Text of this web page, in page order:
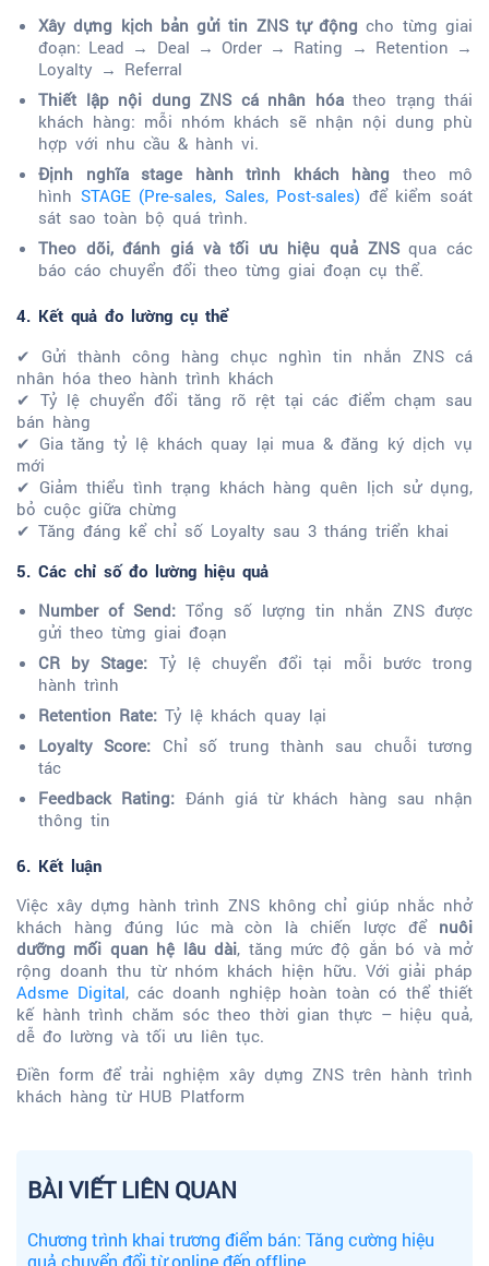
Xây dựng kịch bản gửi tin ZNS tự động cho từng giai
đoạn: Lead → Deal → Order → Rating → Retention →
Loyalty → Referral
Thiết lập nội dung ZNS cá nhân hóatheo trạng thái
khách hàng: mỗi nhóm khách sẽ nhận nội dung phù
hợp với nhu cầu & hành vi.
Định nghĩa stage hành trình khách hàng theo mô
hình STAGE (Pre-sales, Sales, Post-sales) để kiểm soát
sát sao toàn bộ quá trình.
Theo dõi, đánh giá và tối ưu hiệu quả ZNSqua các
báo cáo chuyển đổi theo từng giai đoạn cụ thể.
4. Kết quả đo lường cụ thể
✔ Gửi thành công hàng chục nghìn tin nhắn ZNS cá
nhân hóa theo hành trình khách
✔ Tỷ lệ chuyển đổi tăng rõ rệt tại các điểm chạm sau
bán hàng
✔ Gia tăng tỷ lệ khách quay lại mua & đăng ký dịch vụ
mới
✔ Giảm thiểu tình trạng khách hàng quên lịch sử dụng,
bỏ cuộc giữa chừng
✔ Tăng đáng kể chỉ số Loyalty sau 3 tháng triển khai
5. Các chỉ số đo lường hiệu quả
Number of Send: Tổng số lượng tin nhắn ZNS được
gửi theo từng giai đoạn
CR by Stage: Tỷ lệ chuyển đổi tại mỗi bước trong
hành trình
Retention Rate: Tỷ lệ khách quay lại
Loyalty Score: Chỉ số trung thành sau chuỗi tương
tác
Feedback Rating: Đánh giá từ khách hàng sau nhận
thông tin
6. Kết luận
Việc xây dựng hành trình ZNS không chỉ giúp nhắc nhở
khách hàng đúng lúc mà còn là chiến lược để nuôi
dưỡng mối quan hệ lâu dài, tăng mức độ gắn bó và mở
rộng doanh thu từ nhóm khách hiện hữu. Với giải pháp
Adsme Digital, các doanh nghiệp hoàn toàn có thể thiết
kế hành trình chăm sóc theo thời gian thực – hiệu quả,
dễ đo lường và tối ưu liên tục.
Điền form để trải nghiệm xây dựng ZNS trên hành trình
khách hàng từ HUB Platform
BÀI VIẾT LIÊN QUAN
Chương trình khai trương điểm bán: Tăng cường hiệu